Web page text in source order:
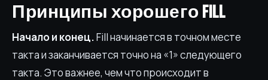
Принципы хорошего fill
Начало и конец.Fill начинается в точном месте
такта и заканчивается точно на «1» следующего
такта. Это важнее, чем что происходит в